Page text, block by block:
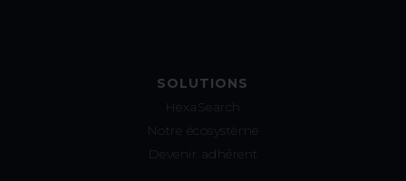
SOLUTIONS
HexaSearch
Notre écosystème
Devenir adhérent